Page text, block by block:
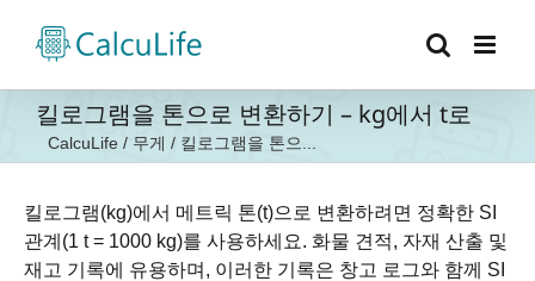
킬로그램을 톤으로 변환하기 – kg에서 t로
CalcuLife / 무게 / 킬로그램을 톤으...
킬로그램(kg)에서 메트릭 톤(t)으로 변환하려면 정확한 SI
관계(1 t = 1000 kg)를 사용하세요. 화물 견적, 자재 산출 및
재고 기록에 유용하며, 이러한 기록은 창고 로그와 함께 SI